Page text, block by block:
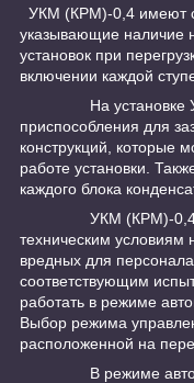
УКМ (КРМ)-0,4 имеют
указывающие наличие
установок при
включении каждой
На установке УКМ
приспособления для
конструкций, которые
работе установки.
каждого блока
УКМ (КРМ)-0,4,
техническим условиям
вредных для
соответствующим
работать в режиме
Выбор режима
расположенной на
В режиме